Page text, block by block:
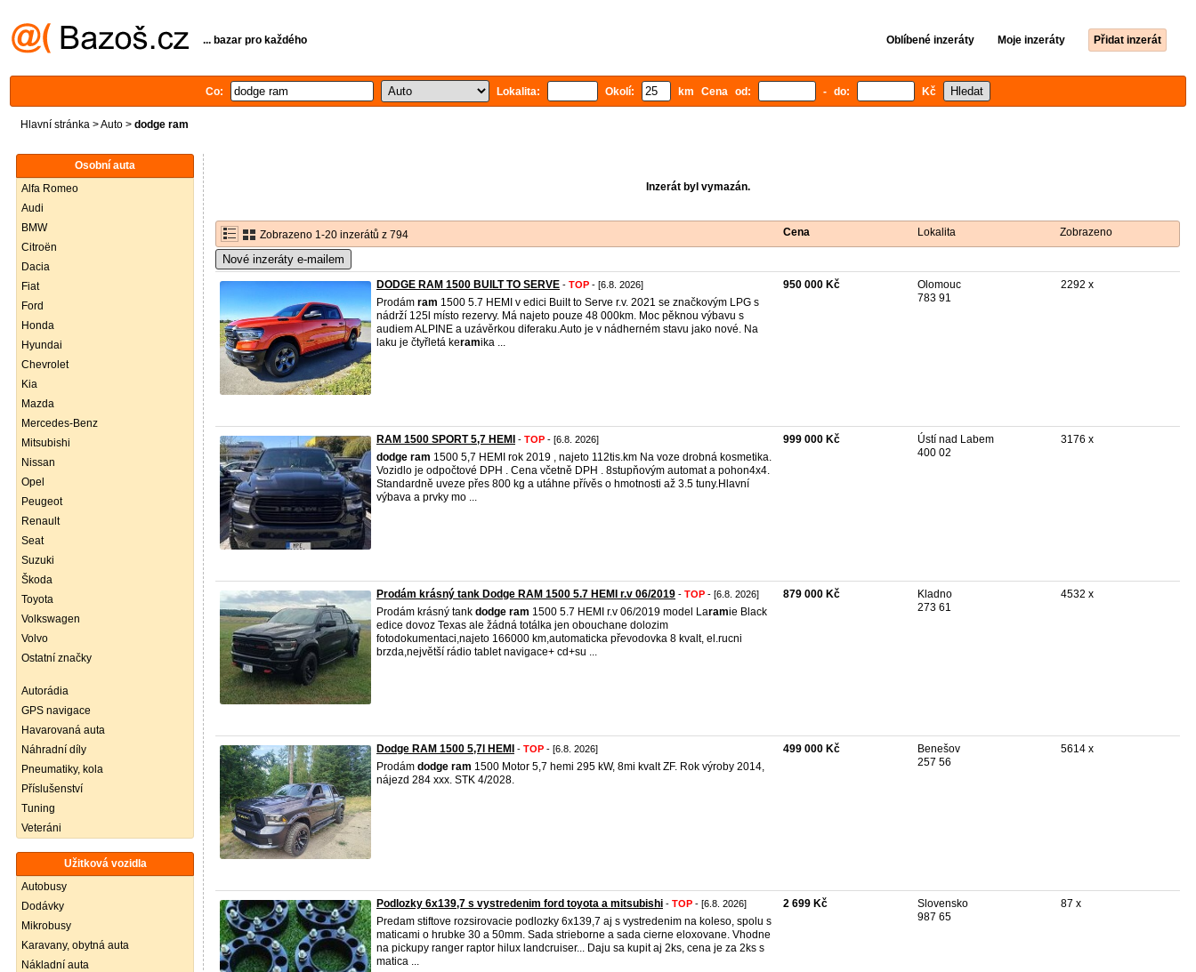
... bazar pro každého Oblíbené inzeráty Moje inzeráty Přidat inzerát
Co: Lokalita: Okolí: km Cena od: - do: Kč
Hlavní stránka >Auto > dodge ram
Osobní auta
Alfa Romeo
Audi
BMW
Citroën
Dacia
Fiat
Ford
Honda
Hyundai
Chevrolet
Kia
Mazda
Mercedes-Benz
Mitsubishi
Nissan
Opel
Peugeot
Renault
Seat
Suzuki
Škoda
Toyota
Volkswagen
Volvo
Ostatní značky
Autorádia
GPS navigace
Havarovaná auta
Náhradní díly
Pneumatiky, kola
Příslušenství
Tuning
Veteráni
Užitková vozidla
Autobusy
Dodávky
Mikrobusy
Karavany, obytná auta
Nákladní auta
Inzerát byl vymazán.
Zobrazeno 1-20 inzerátů z 794 Cena Lokalita Zobrazeno
Nové inzeráty e-mailem
DODGE RAM 1500 BUILT TO SERVE - TOP - [6.8. 2026]
Prodám ram 1500 5.7 HEMI v edici Built to Serve r.v. 2021 se značkovým LPG s
nádrží 125l místo rezervy. Má najeto pouze 48 000km. Moc pěknou výbavu s
audiem ALPINE a uzávěrkou diferaku.Auto je v nádherném stavu jako nové. Na
laku je čtyřletá keramika ...
950 000 Kč
Olomouc
783 91
2292 x
RAM 1500 SPORT 5,7 HEMI - TOP - [6.8. 2026]
dodge ram 1500 5,7 HEMI rok 2019 , najeto 112tis.km Na voze drobná kosmetika.
Vozidlo je odpočtové DPH . Cena včetně DPH . 8stupňovým automat a pohon4x4.
Standardně uveze přes 800 kg a utáhne přívěs o hmotnosti až 3.5 tuny.Hlavní
výbava a prvky mo ...
999 000 Kč
Ústí nad Labem
400 02
3176 x
Prodám krásný tank Dodge RAM 1500 5.7 HEMI r.v 06/2019 - TOP - [6.8. 2026]
Prodám krásný tank dodge ram 1500 5.7 HEMI r.v 06/2019 model Laramie Black
edice dovoz Texas ale žádná totálka jen obouchane dolozim
fotodokumentaci,najeto 166000 km,automaticka převodovka 8 kvalt, el.rucni
brzda,největší rádio tablet navigace+ cd+su ...
879 000 Kč
Kladno
273 61
4532 x
Dodge RAM 1500 5,7l HEMI - TOP - [6.8. 2026]
Prodám dodge ram 1500 Motor 5,7 hemi 295 kW, 8mi kvalt ZF. Rok výroby 2014,
nájezd 284 xxx. STK 4/2028.
499 000 Kč
Benešov
257 56
5614 x
Podlozky 6x139,7 s vystredenim ford toyota a mitsubishi - TOP - [6.8. 2026]
Predam stiftove rozsirovacie podlozky 6x139,7 aj s vystredenim na koleso, spolu s
maticami o hrubke 30 a 50mm. Sada strieborne a sada cierne eloxovane. Vhodne
na pickupy ranger raptor hilux landcruiser... Daju sa kupit aj 2ks, cena je za 2ks s
matica ...
2 699 Kč
Slovensko
987 65
87 x